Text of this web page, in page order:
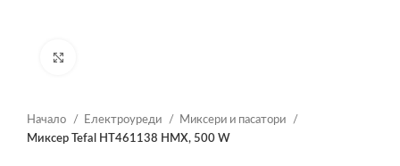
Начало Електроуреди
Миксери и пасатори
Миксер Tefal HT461138 HMX, 500 W